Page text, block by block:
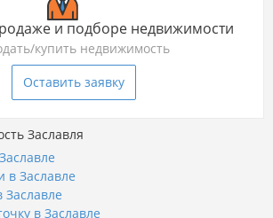
и подборе недвижимости
купить недвижимость
Оставить заявку
Заславля
в Заславле
Заславле
в Заславле